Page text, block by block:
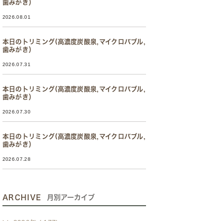
歯みがき）
2026.08.01
本日のトリミング(高濃度炭酸泉,マイクロバブル,
歯みがき）
2026.07.31
本日のトリミング(高濃度炭酸泉,マイクロバブル,
歯みがき）
2026.07.30
本日のトリミング(高濃度炭酸泉,マイクロバブル,
歯みがき）
2026.07.28
ARCHIVE 月別アーカイブ